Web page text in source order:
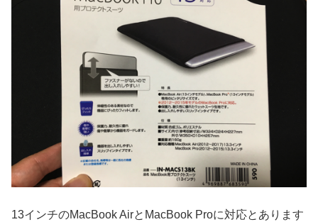
13インチのMacBook AirとMacBook Proに対応とあります